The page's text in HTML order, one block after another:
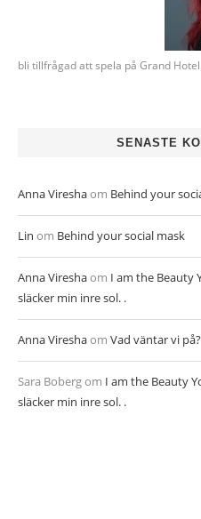
bli tillfrågad att spela på Grand
SENASTE
Anna Vireshaom Behind your
Lin om Behind your social mask
Anna Vireshaom I am the Beauty
släcker min inre sol. .
Anna Vireshaom Vad väntar vi på?
Sara Bobergom I am the Beauty
släcker min inre sol. .